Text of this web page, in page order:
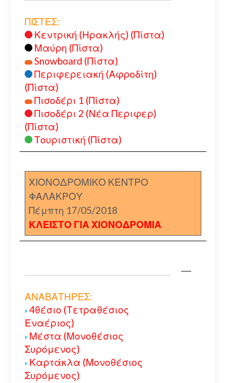
ΠΙΣΤΕΣ:
Κεντρική (Ηρακλής) (Πίστα)
Μαύρη (Πίστα)
Snowboard (Πίστα)
Περιφερειακή (Αφροδίτη)
(Πίστα)
Πισοδέρι 1 (Πίστα)
Πισοδέρι 2 (Νέα Περιφερ)
(Πίστα)
Τουριστική (Πίστα)
ΧΙΟΝΟΔΡΟΜΙΚΟ ΚΕΝΤΡΟ
ΦΑΛΑΚΡΟΥ
Πέμπτη 17/05/2018
ΚΛΕΙΣΤΟ ΓΙΑ ΧΙΟΝΟΔΡΟΜΙΑ
ΑΝΑΒΑΤΗΡΕΣ:
4θέσιο (Τετραθέσιος
Εναέριος)
Μέστα (Μονοθέσιος
Συρόμενος)
Καρτάκλα (Μονοθέσιος
Συρόμενος)